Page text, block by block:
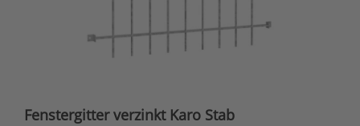
Fenstergitter verzinkt Karo Stab